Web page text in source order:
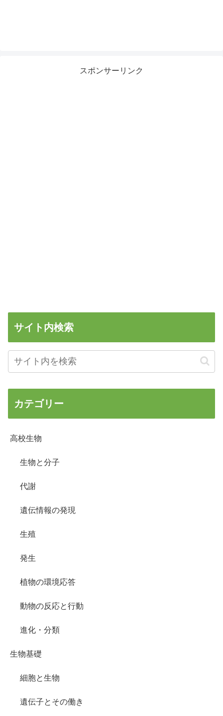
スポンサーリンク
サイト内検索
カテゴリー
高校生物
生物と分子
代謝
遺伝情報の発現
生殖
発生
植物の環境応答
動物の反応と行動
進化・分類
生物基礎
細胞と生物
遺伝子とその働き